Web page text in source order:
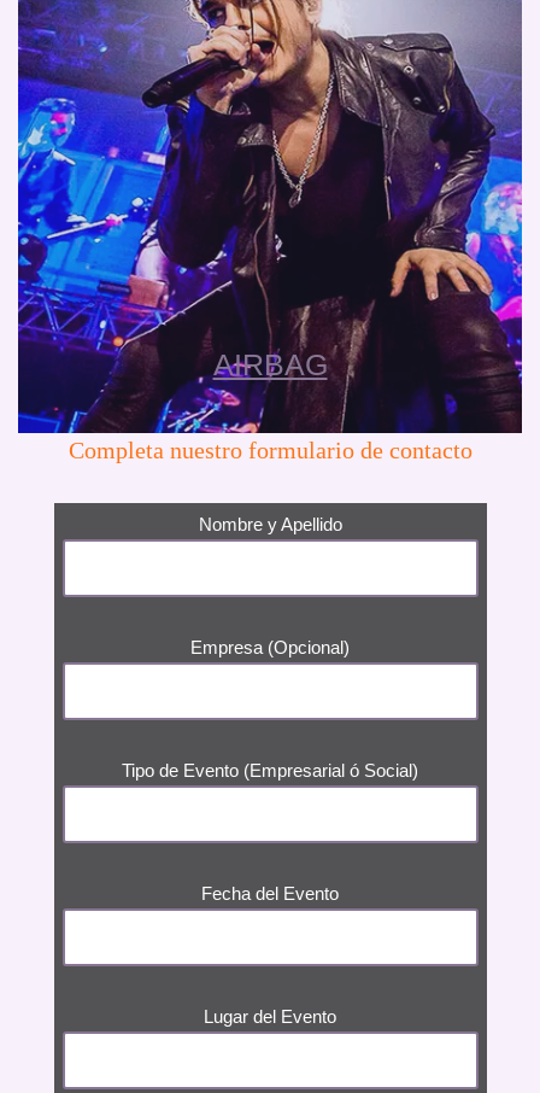
AIRBAG
Completa nuestro formulario de contacto
Nombre y Apellido
Empresa (Opcional)
Tipo de Evento (Empresarial ó Social)
Fecha del Evento
Lugar del Evento